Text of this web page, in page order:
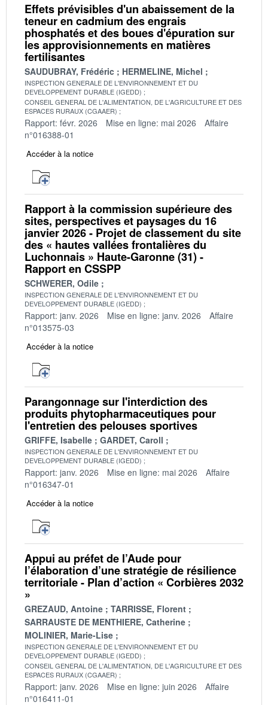
Effets prévisibles d'un abaissement de la
teneur en cadmium des engrais
phosphatés et des boues d'épuration sur
les approvisionnements en matières
fertilisantes
SAUDUBRAY, Frédéric HERMELINE, Michel
INSPECTION GENERALE DE L'ENVIRONNEMENT ET DU
DEVELOPPEMENT DURABLE (IGEDD)
CONSEIL GENERAL DE L'ALIMENTATION, DE L'AGRICULTURE ET DES
ESPACES RURAUX (CGAAER)
Rapport: févr. 2026 Mise en ligne: mai 2026
Affaire
n°016388-01
Accéder à la notice
Rapport à la commission supérieure des
sites, perspectives et paysages du 16
janvier 2026 - Projet de classement du site
des « hautes vallées frontalières du
Luchonnais » Haute-Garonne (31) -
Rapport en CSSPP
SCHWERER, Odile
INSPECTION GENERALE DE L'ENVIRONNEMENT ET DU
DEVELOPPEMENT DURABLE (IGEDD)
Rapport: janv. 2026 Mise en ligne: janv. 2026
Affaire
n°013575-03
Accéder à la notice
Parangonnage sur l'interdiction des
produits phytopharmaceutiques pour
l'entretien des pelouses sportives
GRIFFE, Isabelle GARDET, Caroll
INSPECTION GENERALE DE L'ENVIRONNEMENT ET DU
DEVELOPPEMENT DURABLE (IGEDD)
Rapport: janv. 2026 Mise en ligne: mai 2026
Affaire
n°016347-01
Accéder à la notice
Appui au préfet de l’Aude pour
l’élaboration d’une stratégie de résilience
territoriale - Plan d’action « Corbières 2032
»
GREZAUD, Antoine
TARRISSE, Florent
SARRAUSTE DE MENTHIERE, Catherine
MOLINIER, Marie-Lise
INSPECTION GENERALE DE L'ENVIRONNEMENT ET DU
DEVELOPPEMENT DURABLE (IGEDD)
CONSEIL GENERAL DE L'ALIMENTATION, DE L'AGRICULTURE ET DES
ESPACES RURAUX (CGAAER)
Rapport: janv. 2026 Mise en ligne: juin 2026
Affaire
n°016411-01